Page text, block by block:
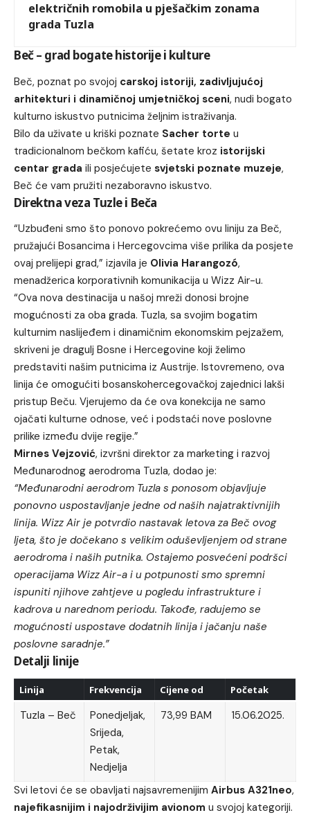
električnih romobila u pješačkim zonama
grada Tuzla
Beč – grad bogate historije i kulture
Beč, poznat po svojoj carskoj istoriji, zadivljujućoj
arhitekturi i dinamičnoj umjetničkoj sceni, nudi bogato
kulturno iskustvo putnicima željnim istraživanja.
Bilo da uživate u kriški poznate Sacher torte u
tradicionalnom bečkom kafiću, šetate kroz istorijski
centar grada ili posjećujete svjetski poznate muzeje,
Beč će vam pružiti nezaboravno iskustvo.
Direktna veza Tuzle i Beča
“Uzbuđeni smo što ponovo pokrećemo ovu liniju za Beč,
pružajući Bosancima i Hercegovcima više prilika da posjete
ovaj prelijepi grad,” izjavila je Olivia Harangozó,
menadžerica korporativnih komunikacija u Wizz Air-u.
“Ova nova destinacija u našoj mreži donosi brojne
mogućnosti za oba grada. Tuzla, sa svojim bogatim
kulturnim naslijeđem i dinamičnim ekonomskim pejzažem,
skriveni je dragulj Bosne i Hercegovine koji želimo
predstaviti našim putnicima iz Austrije. Istovremeno, ova
linija će omogućiti bosanskohercegovačkoj zajednici lakši
pristup Beču. Vjerujemo da će ova konekcija ne samo
ojačati kulturne odnose, već i podstaći nove poslovne
prilike između dvije regije.”
Mirnes Vejzović, izvršni direktor za marketing i razvoj
Međunarodnog aerodroma Tuzla, dodao je:
“Međunarodni aerodrom Tuzla s ponosom objavljuje
ponovno uspostavljanje jedne od naših najatraktivnijih
linija. Wizz Air je potvrdio nastavak letova za Beč ovog
ljeta, što je dočekano s velikim oduševljenjem od strane
aerodroma i naših putnika. Ostajemo posvećeni podršci
operacijama Wizz Air-a i u potpunosti smo spremni
ispuniti njihove zahtjeve u pogledu infrastrukture i
kadrova u narednom periodu. Takođe, radujemo se
mogućnosti uspostave dodatnih linija i jačanju naše
poslovne saradnje.”
Detalji linije
Linija Frekvencija Cijene od Početak
Tuzla – Beč
Ponedjeljak,
Srijeda,
Petak,
Nedjelja
73,99 BAM 15.06.2025.
Svi letovi će se obavljati najsavremenijim Airbus A321neo,
najefikasnijim i najodrživijim avionom u svojoj kategoriji.